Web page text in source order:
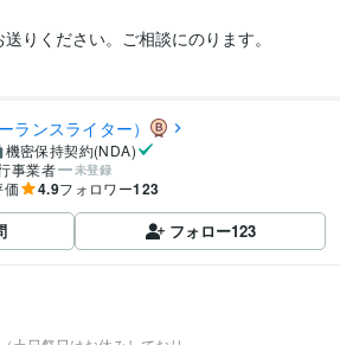
りください。ご相談にのります。
ランスライター）
機密保持契約(NDA)
事業者
未登録
価 4.9フォロワー123
フォロー123